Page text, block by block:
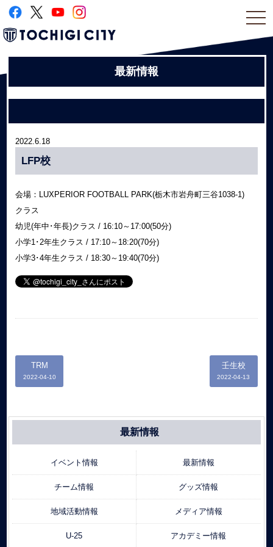
最新情報
2022.6.18
LFP校
会場：LUXPERIOR FOOTBALL PARK(栃木市岩舟町三谷1038-1)
クラス
幼児(年中･年長)クラス / 16:10～17:00(50分)
小学1･2年生クラス / 17:10～18:20(70分)
小学3･4年生クラス / 18:30～19:40(70分)
TRM
2022-04-10
壬生校
2022-04-13
最新情報
イベント情報 最新情報
チーム情報 グッズ情報
地域活動情報 メディア情報
U-25 アカデミー情報